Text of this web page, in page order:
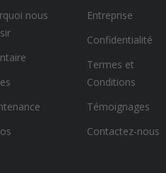
nous
Entreprise
Confidentialité
Termes et
Conditions
Témoignages
Contactez-nous